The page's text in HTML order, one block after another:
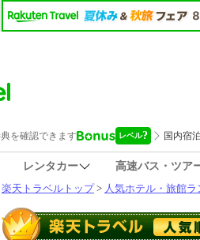
レンタカー
高速バス・ツア
楽天トラベルトップ> 人気ホテル・旅館ラ